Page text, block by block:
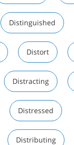
Distinguished
Distort
Distracting
Distressed
Distributing